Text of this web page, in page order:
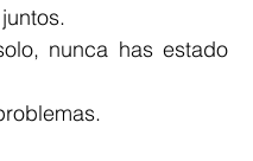
nunca has estado